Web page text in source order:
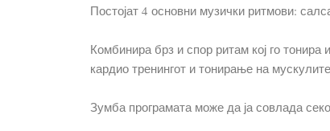
Постојат 4 основни музички ритмови:
Комбинира брз и спор ритам кој го
кардио тренингот и тонирање на
Зумба програмата може да ја совлада